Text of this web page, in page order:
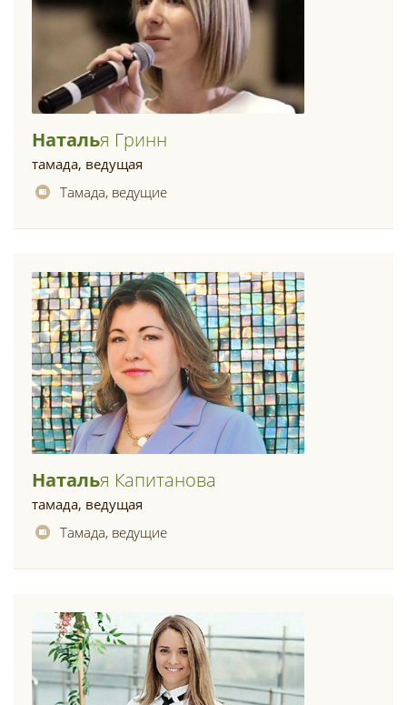
НатальЯ Гринн
тамада, ведущая
Тамада, ведущие
НатальЯ Капитанова
тамада, ведущая
Тамада, ведущие